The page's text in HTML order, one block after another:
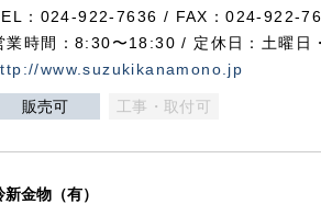
：024-922-7636 / FAX：024-922-
業時間：8:30〜18:30 / 定休日：土曜日
www.suzukikanamono.jp
販売可 工事・取付可
新金物（有）